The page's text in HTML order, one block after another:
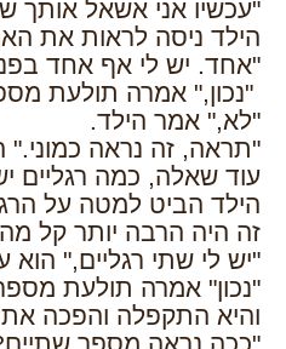
"עכשיו אני אשאל
הילד ניסה לראות את
"אחד. יש לי אף אחד
"נכון," אמרה תולעת
"לא," אמר הילד.
"תראה, זה נראה
עוד שאלה, כמה רגליים
הילד הביט למטה על
זה היה הרבה יותר קל
"יש לי שתי רגליים," הוא
"נכון" אמרה תולעת
והיא התקפלה והפכה את